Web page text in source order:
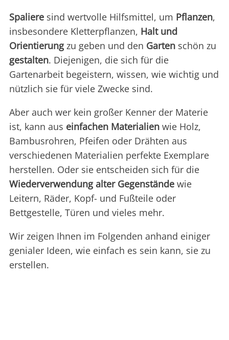
Spaliere sind wertvolle Hilfsmittel, um Pflanzen,
insbesondere Kletterpflanzen, Halt und
Orientierungzu geben und den Garten schön zu
gestalten. Diejenigen, die sich für die
Gartenarbeit begeistern, wissen, wie wichtig und
nützlich sie für viele Zwecke sind.
Aber auch wer kein großer Kenner der Materie
ist, kann aus einfachen Materialien wie Holz,
Bambusrohren, Pfeifen oder Drähten aus
verschiedenen Materialien perfekte Exemplare
herstellen. Oder sie entscheiden sich für die
Wiederverwendung alter Gegenstände wie
Leitern, Räder, Kopf- und Fußteile oder
Bettgestelle, Türen und vieles mehr.
Wir zeigen Ihnen im Folgenden anhand einiger
genialer Ideen, wie einfach es sein kann, sie zu
erstellen.